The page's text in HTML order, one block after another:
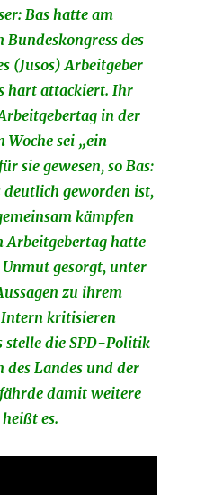
Bas hatte am
Bundeskongress des
(Jusos) Arbeitgeber
hart attackiert. Ihr
in der
Woche sei „ein
sie gewesen, so Bas:
deutlich geworden ist,
kämpfen
Arbeitgebertag hatte
gesorgt, unter
zu ihrem
Intern kritisieren
stelle die SPD-Politik
des Landes und der
damit weitere
heißt es.